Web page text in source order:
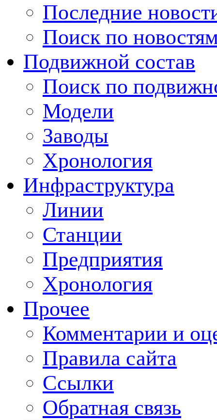
Последние
Поиск по
Подвижной состав
Поиск по
Модели
Заводы
Хронология
Инфраструктура
Линии
Станции
Предприятия
Хронология
Прочее
Комментарии и
Правила сайта
Ссылки
Обратная связь